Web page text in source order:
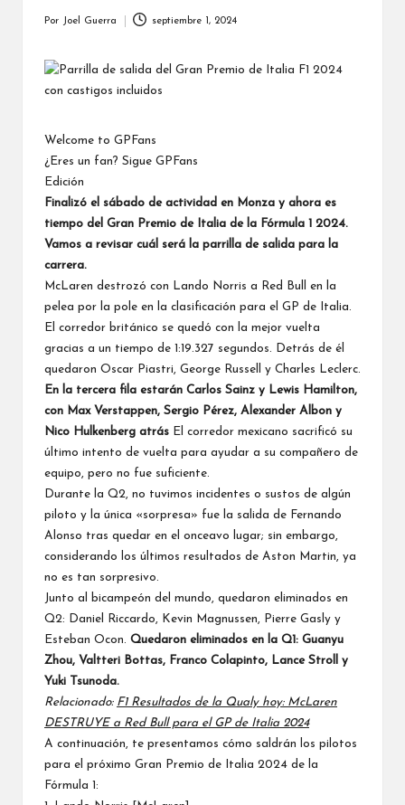
Por Joel Guerra septiembre 1, 2024
Welcome to GPFans
¿Eres un fan? Sigue GPFans
Edición
Finalizó el sábado de actividad en Monza y ahora es
tiempo del Gran Premio de Italia de la Fórmula 1 2024.
Vamos a revisar cuál será la parrilla de salida para la
carrera.
McLaren destrozó con Lando Norris a Red Bull en la
pelea por la pole en la clasificación para el GP de Italia
El corredor británico se quedó con la mejor vuelta
gracias a un tiempo de 1:19.327 segundos. Detrás de él
quedaron Oscar Piastri, George Russell y Charles Leclerc.
En la tercera fila estarán Carlos Sainz y Lewis Hamilton,
con Max Verstappen, Sergio Pérez, Alexander Albon y
Nico Hulkenberg atrás El corredor mexicano sacrificó su
último intento de vuelta para ayudar a su compañero de
equipo, pero no fue suficiente.
Durante la Q2 , no tuvimos incidentes o sustos de algún
piloto y la única «sorpresa» fue la salida de Fernando
Alonso tras quedar en el onceavo lugar; sin embargo,
considerando los últimos resultados de Aston Martin, ya
no es tan sorpresivo.
Junto al bicampeón del mundo, quedaron eliminados en
Q2: Daniel Riccardo,
Kevin Magnussen Pierre Gasly y
Esteban Ocon
Quedaron eliminados en la Q1: Guanyu
Zhou, Valtteri Bottas, Franco Colapinto, Lance Stroll
y
Yuki Tsunoda.
Relacionado: F1 Resultados de la Qualy hoy: McLaren
DESTRUYE a Red Bull para el GP de Italia 2024
A continuación, te presentamos cómo saldrán los pilotos
para el próximo Gran Premio de Italia 2024 de la
Fórmula 1 :